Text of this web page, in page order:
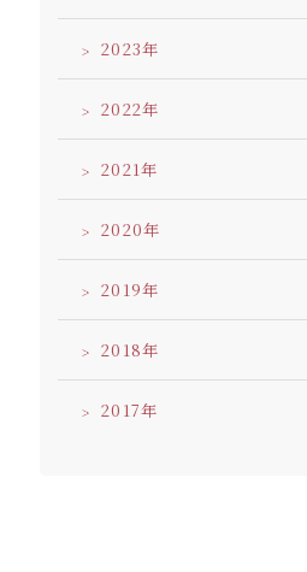
2023
2022
2021
2020
2019
2018
2017